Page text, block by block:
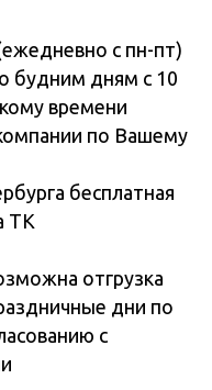
с пн-пт)
будним дням с 10
времени
по Вашему
бесплатная
ТК
отгрузка
дни по
с